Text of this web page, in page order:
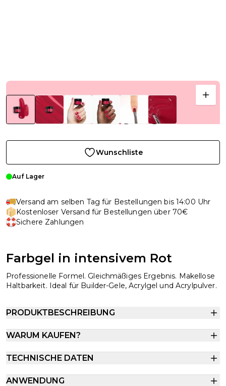
Wunschliste
Auf Lager
Versand am selben Tag für Bestellungen bis 14:00 Uhr
Kostenloser Versand für Bestellungen über 70€
Sichere Zahlungen
Farbgel in intensivem Rot
Professionelle Formel. Gleichmäßiges Ergebnis. Makellose
Haltbarkeit. Ideal für Builder-Gele, Acrylgel und Acrylpulver.
PRODUKTBESCHREIBUNG
WARUM KAUFEN?
TECHNISCHE DATEN
ANWENDUNG